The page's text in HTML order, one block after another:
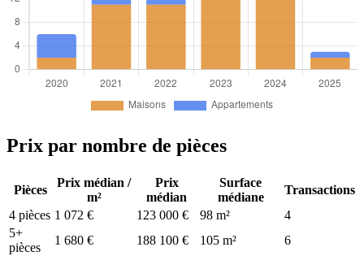
Prix par nombre de pièces
Pièces
Prix médian /
m²
Prix
médian
Surface
médiane
Transactions
4 pièces 1 072 € 123 000 € 98 m²
4
5+
pièces
1 680 € 188 100 € 105 m² 6